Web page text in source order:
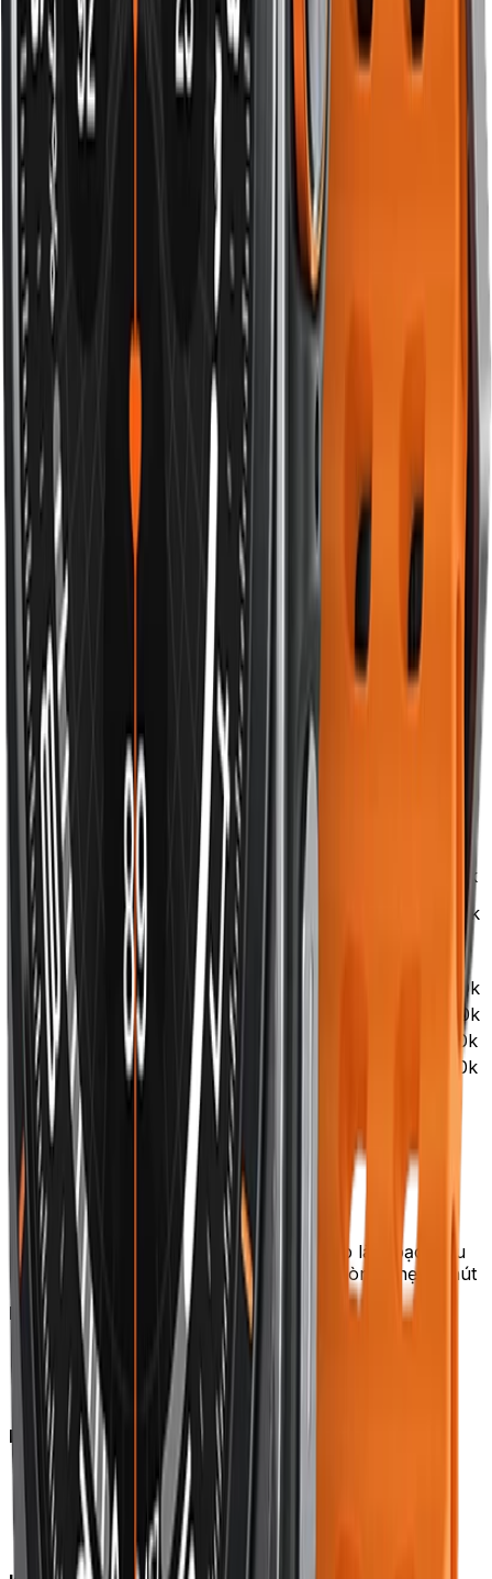
5. Sport Loop Velcro — đa năng giá tốt
Sport Loop là dây nylon dệt có khóa Velcro (dán vải).
Đa năng nhất — vừa được mọi cổ tay từ trẻ em đến
người lớn.
Đặc điểm chính:
Nylon dệt 2 lớp
Khóa Velcro điều chỉnh vô cấp
15+ màu sắc
Bền, không phai sau giặt
Ưu điểm:
Giá rẻ nhất nhóm
Vừa mọi cổ tay — phù hợp tặng quà
Thoải mái cho mọi hoạt động
Phù hợp với ai:
sinh viên, người mới mua Apple Watch,
làm quà tặng.
Cách chọn theo size Apple Watch
Apple Watch size
Dây phù hợp
Apple Watch 38mm, 40mm, 41mm
Dây 38/40/41mm
Apple Watch 42mm, 44mm, 45mm
Dây 42/44/45mm
Apple Watch Ultra 49mm
Dây 49mm riêng
Khi mua dây bên thứ 3 (không phải Apple), kiểm tra mục
"Compatible with Apple Watch ___mm" trên mô tả sản
phẩm.
Cách chọn theo phong cách
Phong cách Khuyến nghị
Streetwear, đi học
Sport Loop nylon sáng
màu
220–350k
Casual hằng ngày
Sport Band trắng/đen
250–450k
Công sở chuyên
nghiệp
Leather Loop nâu/đen
Tiệc tối, đám cưới
Milanese Loop bạc
380–650k
Tập gym, bơi
Sport Band silicon
250–450k
Đa năng (mọi dịp)
Braided Solo Loop
350–550k
Tặng quà
Sport Loop Velcro 220–350k
Cách bảo quản dây Apple Watch
Silicon (Sport Band):
Rửa bằng nước sạch sau khi tập
Lau khô bằng khăn mềm
Phơi nơi mát — tránh nắng trực tiếp làm bạc màu
Vệ sinh sâu hàng tuần: ngâm xà phòng nhẹ 5 phút
Nylon (Solo Loop, Sport Loop):
Giặt máy chế độ nhẹ 1 lần/tháng
Phơi nơi mát, không sấy nhiệt cao
Vết dầu mỡ: dùng xà phòng + bàn chải mềm
Da (Leather Loop):
Lau khăn khô sau khi đeo
Tránh nước, mồ hôi — không đeo khi tập gym
Đánh xi da 2–3 tháng/lần
Cất nơi thoáng, không kín — da cần "thở"